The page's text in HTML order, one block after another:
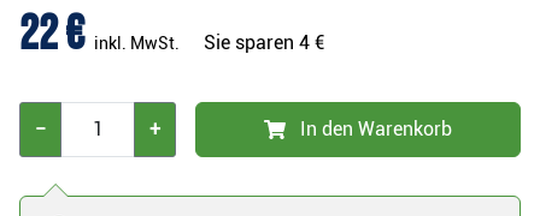
22 € inkl. MwSt. Sie sparen 4 €
− + In den Warenkorb